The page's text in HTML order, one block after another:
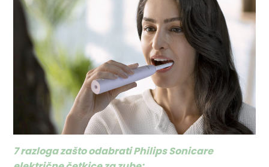
7 razloga zašto odabrati Philips Sonicare